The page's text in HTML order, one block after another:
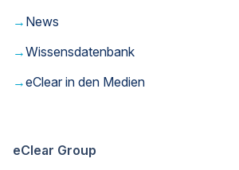
→ News
→Wissensdatenbank
→eClear in den Medien
eClear Group